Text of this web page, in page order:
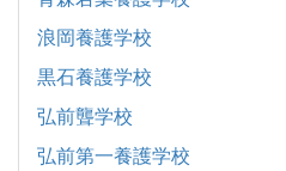
浪岡養護学校
黒石養護学校
弘前聾学校
弘前第一養護学校